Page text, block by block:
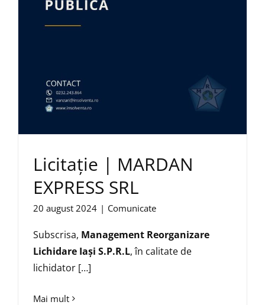
Licitație | MARDAN
EXPRESS SRL
20 august 2024 | Comunicate
Subscrisa, Management Reorganizare
Lichidare Iaşi S.P.R.L, în calitate de
lichidator […]
Mai mult